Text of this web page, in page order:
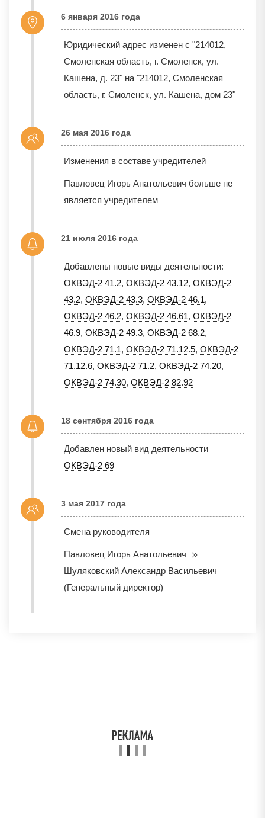
6 января 2016 года
Юридический адрес изменен с "214012,
Смоленская область, г. Смоленск, ул.
Кашена, д. 23" на "214012, Смоленская
область, г. Смоленск, ул. Кашена, дом 23"
26 мая 2016 года
Изменения в составе учредителей
Павловец Игорь Анатольевич больше не
является учредителем
21 июля 2016 года
Добавлены новые виды деятельности:
ОКВЭД-2 41.2, ОКВЭД-2 43.12, ОКВЭД-2
43.2, ОКВЭД-2 43.3, ОКВЭД-2 46.1,
ОКВЭД-2 46.2, ОКВЭД-2 46.61, ОКВЭД-2
46.9, ОКВЭД-2 49.3, ОКВЭД-2 68.2,
ОКВЭД-2 71.1, ОКВЭД-2 71.12.5, ОКВЭД-2
71.12.6, ОКВЭД-2 71.2, ОКВЭД-2 74.20,
ОКВЭД-2 74.30, ОКВЭД-2 82.92
18 сентября 2016 года
Добавлен новый вид деятельности
ОКВЭД-2 69
3 мая 2017 года
Смена руководителя
Павловец Игорь Анатольевич
Шуляковский Александр Васильевич
(Генеральный директор)